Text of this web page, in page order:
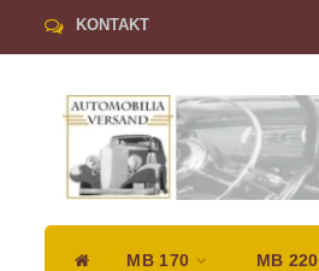
KONTAKT
MB 170 MB 220